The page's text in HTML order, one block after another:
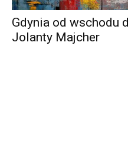
Gdynia od wschodu
Jolanty Majcher